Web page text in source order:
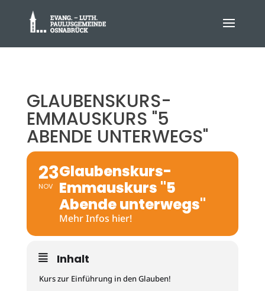
GLAUBENSKURS-
EMMAUSKURS "5
ABENDE UNTERWEGS"
23
NOV
Glaubenskurs-
Emmauskurs "5
Abende unterwegs"
Mehr Infos hier!
Inhalt
Kurs zur Einführung in den Glauben!